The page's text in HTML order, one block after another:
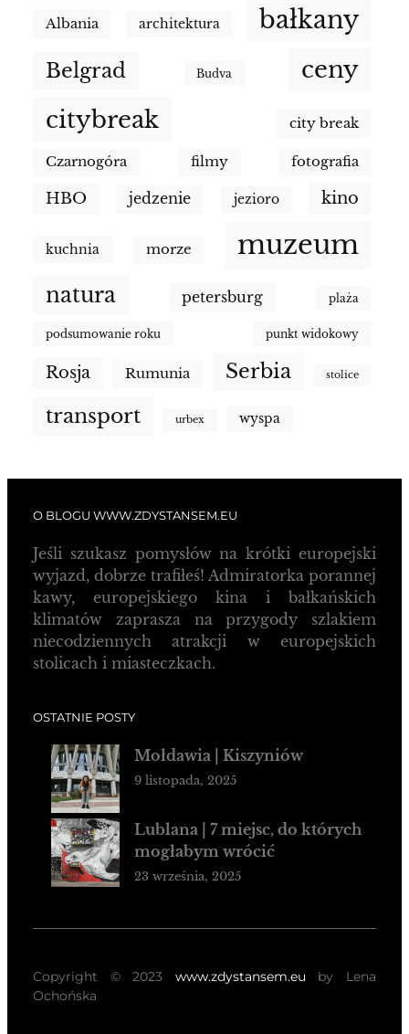
Albania architektura bałkany
Belgrad Budva
ceny
citybreak
city break
Czarnogóra filmy fotografia
HBO jedzenie jezioro kino
kuchnia morze muzeum
natura petersburg plaża
podsumowanie roku punkt widokowy
Rosja Rumunia Serbia stolice
transport urbex wyspa
O BLOGU WWW.ZDYSTANSEM.EU
Jeśli szukasz pomysłów na krótki europejski
wyjazd, dobrze trafiłeś! Admiratorka porannej
kawy, europejskiego kina i bałkańskich
klimatów zaprasza na przygody szlakiem
niecodziennych atrakcji w europejskich
stolicach i miasteczkach.
OSTATNIE POSTY
Mołdawia | Kiszyniów
9 listopada, 2025
Lublana | 7 miejsc, do których
mogłabym wrócić
23 września, 2025
Copyright © 2023 www.zdystansem.eu by Lena
Ochońska